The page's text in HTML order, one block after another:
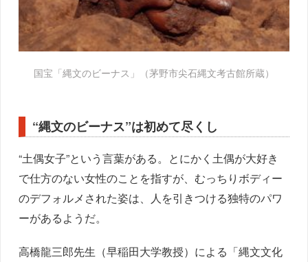
国宝「縄文のビーナス」（茅野市尖石縄文考古館所蔵）
“縄文のビーナス”は初めて尽くし
“土偶女子”という言葉がある。とにかく土偶が大好き
で仕方のない女性のことを指すが、むっちりボディー
のデフォルメされた姿は、人を引きつける独特のパワ
ーがあるようだ。
高橋龍三郎先生（早稲田大学教授）による「縄文文化